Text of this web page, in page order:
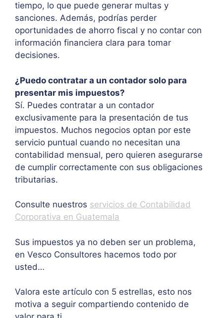
tiempo, lo que puede generar multas y
sanciones. Además, podrías perder
oportunidades de ahorro fiscal y no contar con
información financiera clara para tomar
decisiones.
¿Puedo contratar a un contador solo para
presentar mis impuestos?
Sí. Puedes contratar a un contador
exclusivamente para la presentación de tus
impuestos. Muchos negocios optan por este
servicio puntual cuando no necesitan una
contabilidad mensual, pero quieren asegurarse
de cumplir correctamente con sus obligaciones
tributarias.
Consulte nuestros servicios de Contabilidad
Corporativa en Guatemala
Sus impuestos ya no deben ser un problema,
en Vesco Consultores hacemos todo por
usted…
Valora este artículo con 5 estrellas, esto nos
motiva a seguir compartiendo contenido de